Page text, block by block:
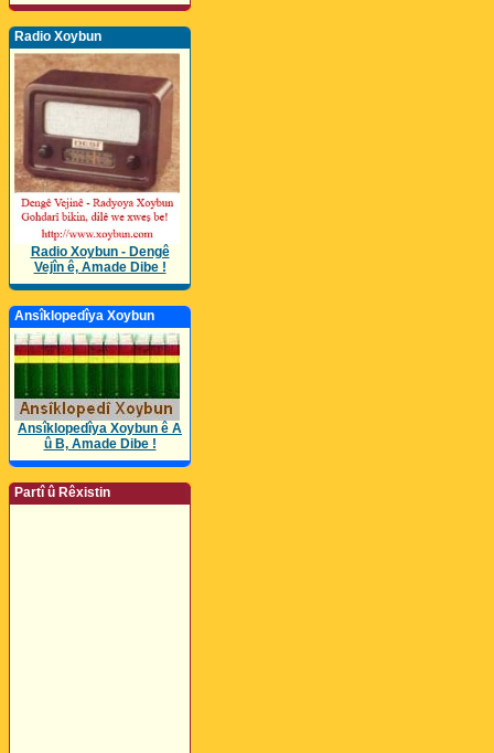
Radio Xoybun
Radio Xoybun - Dengê
Vejîn ê, Amade Dibe !
Ansîklopedîya Xoybun
Ansîklopedîya Xoybun ê A
û B, Amade Dibe !
Partî û Rêxistin